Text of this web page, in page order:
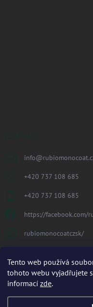
Tento web používá
tohoto webu vyjadřujete
informací zde.
info@
+420 737 108 685
+420 737 108 685
https://facebook.com/
rubiomonocoatczsk/
PŘIJÍMÁME ONLINE